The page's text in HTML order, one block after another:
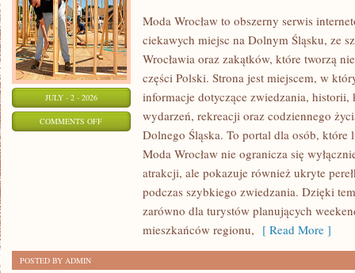
JULY - 2 - 2026
COMMENTS OFFON
Moda Wrocław to obszerny serwis
ciekawych miejsc na Dolnym Śląsku, ze
Wrocławia oraz zakątków, które tworzą
części Polski. Strona jest miejscem, w
informacje dotyczące zwiedzania,
wydarzeń, rekreacji oraz codziennego
Dolnego Śląska. To portal dla osób,
Moda Wrocław nie ogranicza się
atrakcji, ale pokazuje również ukryte
podczas szybkiego zwiedzania. Dzięki
zarówno dla turystów planujących
mieszkańców regionu, [ Read More ]
POSTED BY ADMIN